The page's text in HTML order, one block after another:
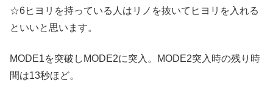
☆6ヒヨリを持っている人はリノを抜いてヒヨリを入れる
といいと思います。
MODE1を突破しMODE2に突入。MODE2突入時の残り時
間は13秒ほど。